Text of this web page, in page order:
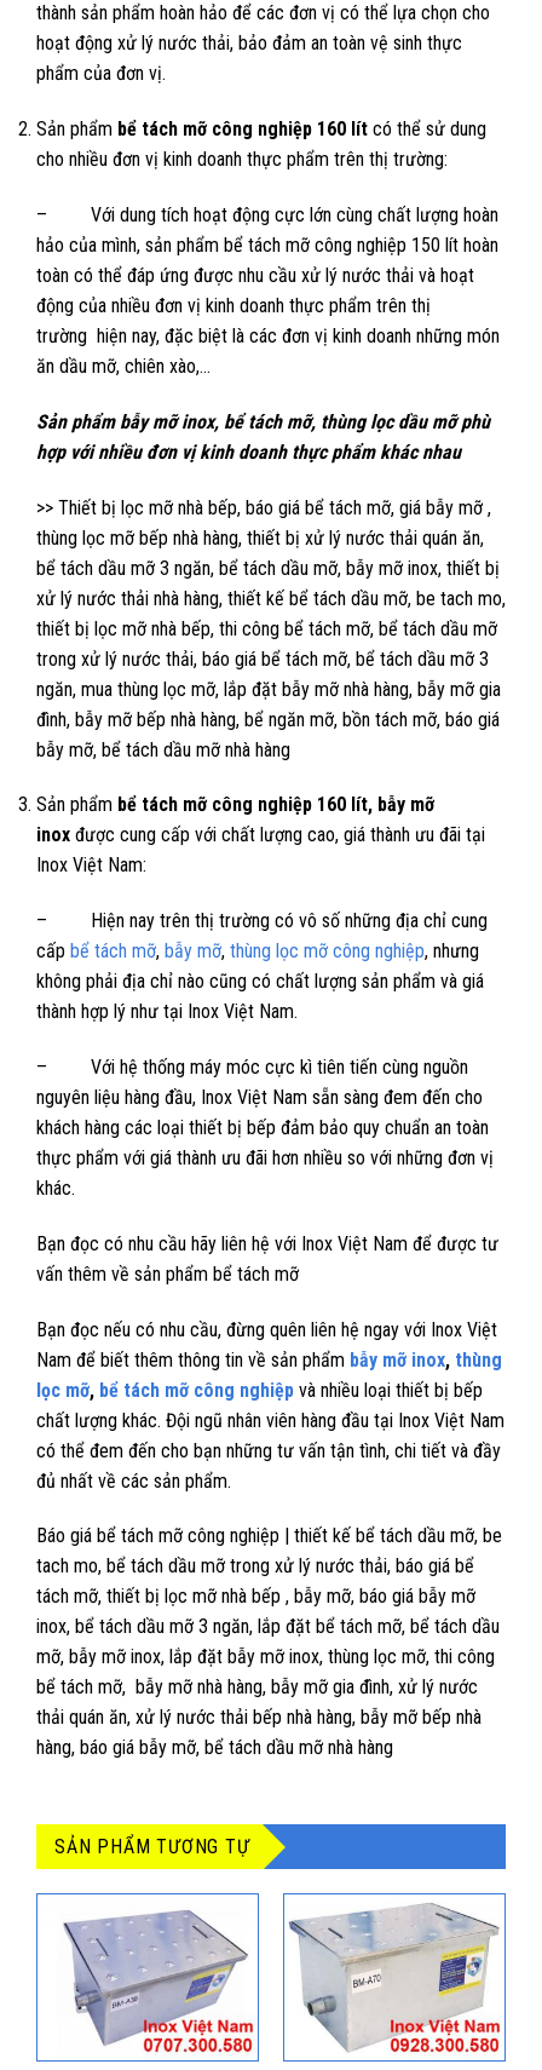
thành sản phẩm hoàn hảo để các đơn vị có thể lựa chọn cho
hoạt động xử lý nước thải, bảo đảm an toàn vệ sinh thực
phẩm của đơn vị.
Sản phẩm bể tách mỡ công nghiệp 160 lít có thể sử dung
cho nhiều đơn vị kinh doanh thực phẩm trên thị trường:
– Với dung tích hoạt động cực lớn cùng chất lượng hoàn
hảo của mình, sản phẩm bể tách mỡ công nghiệp 150 lít hoàn
toàn có thể đáp ứng được nhu cầu xử lý nước thải và hoạt
động của nhiều đơn vị kinh doanh thực phẩm trên thị
trường hiện nay, đặc biệt là các đơn vị kinh doanh những món
ăn dầu mỡ, chiên xào,…
Sản phẩm bẫy mỡ inox, bể tách mỡ, thùng lọc dầu mỡ phù
hợp với nhiều đơn vị kinh doanh thực phẩm khác nhau
>> Thiết bị lọc mỡ nhà bếp, báo giá bể tách mỡ, giá bẫy mỡ ,
thùng lọc mỡ bếp nhà hàng, thiết bị xử lý nước thải quán ăn,
bể tách dầu mỡ 3 ngăn, bể tách dầu mỡ, bẫy mỡ inox, thiết bị
xử lý nước thải nhà hàng, thiết kế bể tách dầu mỡ, be tach mo,
thiết bị lọc mỡ nhà bếp, thi công bể tách mỡ, bể tách dầu mỡ
trong xử lý nước thải, báo giá bể tách mỡ, bể tách dầu mỡ 3
ngăn, mua thùng lọc mỡ, lắp đặt bẫy mỡ nhà hàng, bẫy mỡ gia
đình, bẫy mỡ bếp nhà hàng, bể ngăn mỡ, bồn tách mỡ, báo giá
bẫy mỡ, bể tách dầu mỡ nhà hàng
Sản phẩm bể tách mỡ công nghiệp 160 lít, bẫy mỡ
inox được cung cấp với chất lượng cao, giá thành ưu đãi tại
Inox Việt Nam:
– Hiện nay trên thị trường có vô số những địa chỉ cung
cấp bể tách mỡ, bẫy mỡ, thùng lọc mỡ công nghiệp, nhưng
không phải địa chỉ nào cũng có chất lượng sản phẩm và giá
thành hợp lý như tại Inox Việt Nam.
– Với hệ thống máy móc cực kì tiên tiến cùng nguồn
nguyên liệu hàng đầu, Inox Việt Nam sẵn sàng đem đến cho
khách hàng các loại thiết bị bếp đảm bảo quy chuẩn an toàn
thực phẩm với giá thành ưu đãi hơn nhiều so với những đơn vị
khác.
Bạn đọc có nhu cầu hãy liên hệ với Inox Việt Nam để được tư
vấn thêm về sản phẩm bể tách mỡ
Bạn đọc nếu có nhu cầu, đừng quên liên hệ ngay với Inox Việt
Nam để biết thêm thông tin về sản phẩm bẫy mỡ inox, thùng
lọc mỡ, bể tách mỡ công nghiệp và nhiều loại thiết bị bếp
chất lượng khác. Đội ngũ nhân viên hàng đầu tại Inox Việt Nam
có thể đem đến cho bạn những tư vấn tận tình, chi tiết và đầy
đủ nhất về các sản phẩm.
Báo giá bể tách mỡ công nghiệp | thiết kế bể tách dầu mỡ, be
tach mo, bể tách dầu mỡ trong xử lý nước thải, báo giá bể
tách mỡ, thiết bị lọc mỡ nhà bếp , bẫy mỡ, báo giá bẫy mỡ
inox, bể tách dầu mỡ 3 ngăn, lắp đặt bể tách mỡ, bể tách dầu
mỡ, bẫy mỡ inox, lắp đặt bẫy mỡ inox, thùng lọc mỡ, thi công
bể tách mỡ, bẫy mỡ nhà hàng, bẫy mỡ gia đình, xử lý nước
thải quán ăn, xử lý nước thải bếp nhà hàng, bẫy mỡ bếp nhà
hàng, báo giá bẫy mỡ, bể tách dầu mỡ nhà hàng
SẢN PHẨM TƯƠNG TỰ